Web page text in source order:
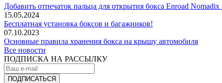
Добавить отпечаток пальца для открытия бокса Enroad Nomadix
15.05.2024
Бесплатная установка боксов и багажников!
07.10.2023
Основные правила хранения бокса на крышу автомобиля
Все новости
ПОДПИСКА НА РАССЫЛКУ